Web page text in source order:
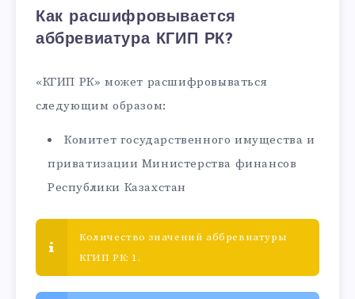
Как расшифровывается
аббревиатура КГИП РК?
«КГИП РК» может расшифровываться
следующим образом:
Комитет государственного имущества и
приватизации Министерства финансов
Республики Казахстан
Количество значений аббревиатуры
КГИП РК: 1.